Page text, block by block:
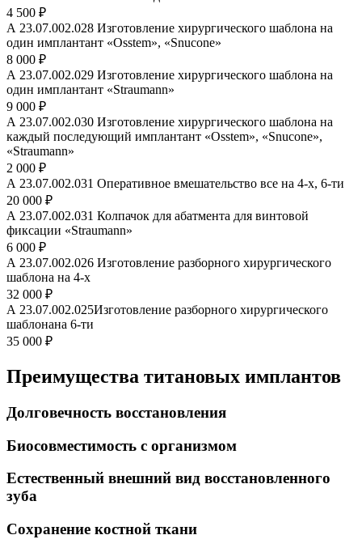
4 500 ₽
А 23.07.002.028 Изготовление хирургического шаблона на
один имплантант «Osstem», «Snucone»
8 000 ₽
А 23.07.002.029 Изготовление хирургического шаблона на
один имплантант «Straumann»
9 000 ₽
А 23.07.002.030 Изготовление хирургического шаблона на
каждый последующий имплантант «Osstem», «Snucone»,
«Straumann»
2 000 ₽
А 23.07.002.031 Оперативное вмешательство все на 4-х, 6-ти
20 000 ₽
А 23.07.002.031 Колпачок для абатмента для винтовой
фиксации «Straumann»
6 000 ₽
А 23.07.002.026 Изготовление разборного хирургического
шаблона на 4-х
32 000 ₽
А 23.07.002.025Изготовление разборного хирургического
шаблонана 6-ти
35 000 ₽
Преимущества титановых имплантов
Долговечность восстановления
Биосовместимость с организмом
Естественный внешний вид восстановленного
зуба
Сохранение костной ткани